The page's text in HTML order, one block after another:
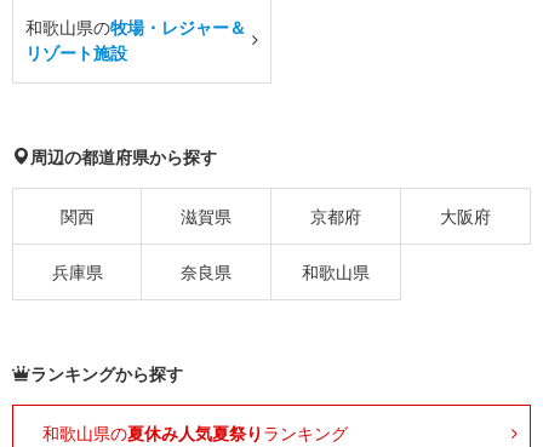
和歌山県の牧場・レジャー＆
リゾート施設
周辺の都道府県から探す
関西 滋賀県 京都府 大阪府
兵庫県 奈良県 和歌山県
ランキングから探す
和歌山県の夏休み人気夏祭り ランキング